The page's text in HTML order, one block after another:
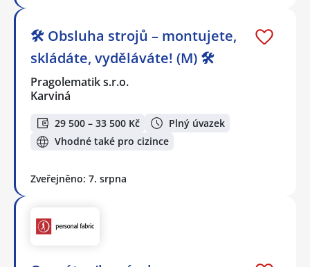
🛠️ Obsluha strojů – montujete,
skládáte, vyděláváte! (M) 🛠️
Pragolematik s.r.o.
Karviná
29 500 – 33 500 Kč
Plný úvazek
Vhodné také pro cizince
Zveřejněno: 7. srpna